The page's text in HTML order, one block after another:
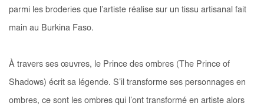
parmi les broderies que l’artiste réalise sur un tissu artisanal fait
main au Burkina Faso.
À travers ses œuvres, le Prince des ombres (The Prince of
Shadows) écrit sa légende. S’il transforme ses personnages en
ombres, ce sont les ombres qui l’ont transformé en artiste alors